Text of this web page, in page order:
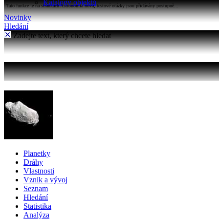
Katalogy objektů
Tato funkce je na stránkách Astronomia nová, testové otázky jsou přidávány postupně...
Novinky
Hledání
Zadejte text, který chcete hledat
Planetky
Dráhy
Vlastnosti
Vznik a vývoj
Seznam
Hledání
Statistika
Analýza